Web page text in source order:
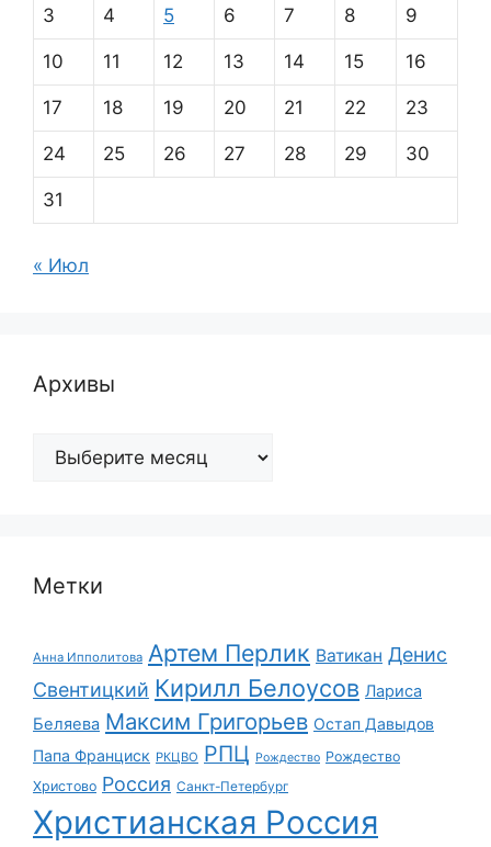
3 4 5 6 7 8 9
10 11 12 13 14 15 16
17 18 19 20 21 22 23
24 25 26 27 28 29 30
31
« Июл
Архивы
Архивы
Метки
Анна Ипполитова Артем Перлик Ватикан Денис
Свентицкий Кирилл Белоусов Лариса
Беляева Максим Григорьев Остап Давыдов
Папа Франциск РКЦВО РПЦ Рождество Рождество
Христово Россия Санкт-Петербург
Христианская Россия